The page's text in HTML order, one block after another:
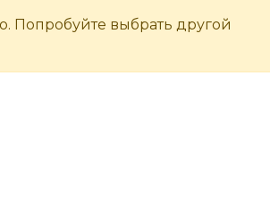
Попробуйте выбрать другой